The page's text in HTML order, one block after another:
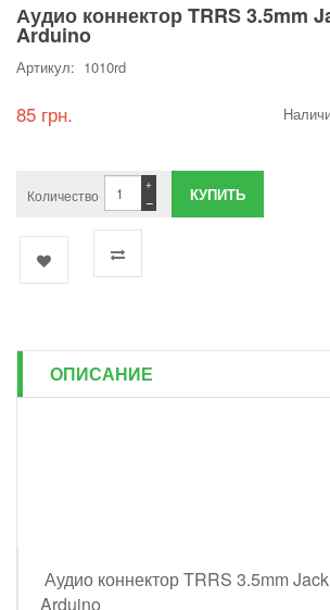
Аудио коннектор TRRS 3.5mm
Arduino
Артикул: 1010rd
85 грн.
Количество −
+
ОПИСАНИЕ
Аудио коннектор TRRS 3.5mm
Arduino